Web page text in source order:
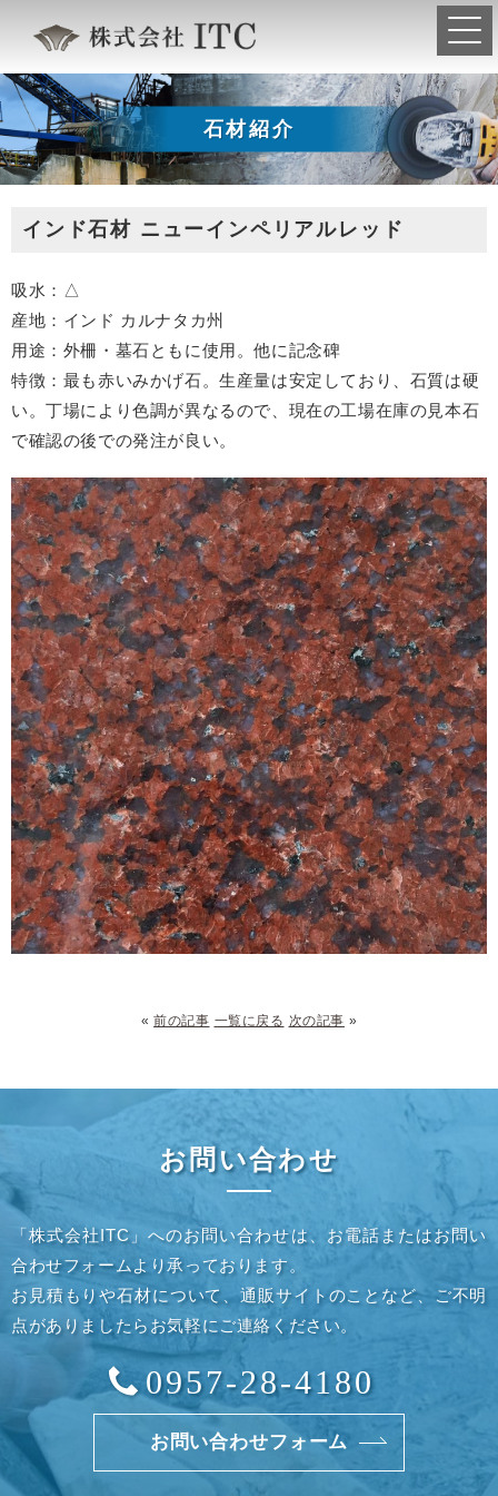
石材紹介
インド石材 ニューインペリアルレッド
吸水：△
産地：インド カルナタカ州
用途：外柵・墓石ともに使用。他に記念碑
特徴：最も赤いみかげ石。生産量は安定しており、石質は硬
い。丁場により色調が異なるので、現在の工場在庫の見本石
で確認の後での発注が良い。
«前の記事 一覧に戻る 次の記事 »
お問い合わせ
「株式会社ITC」へのお問い合わせは、お電話またはお問い
合わせフォームより承っております。
お見積もりや石材について、通販サイトのことなど、ご不明
点がありましたらお気軽にご連絡ください。
0957-28-4180
お問い合わせフォーム